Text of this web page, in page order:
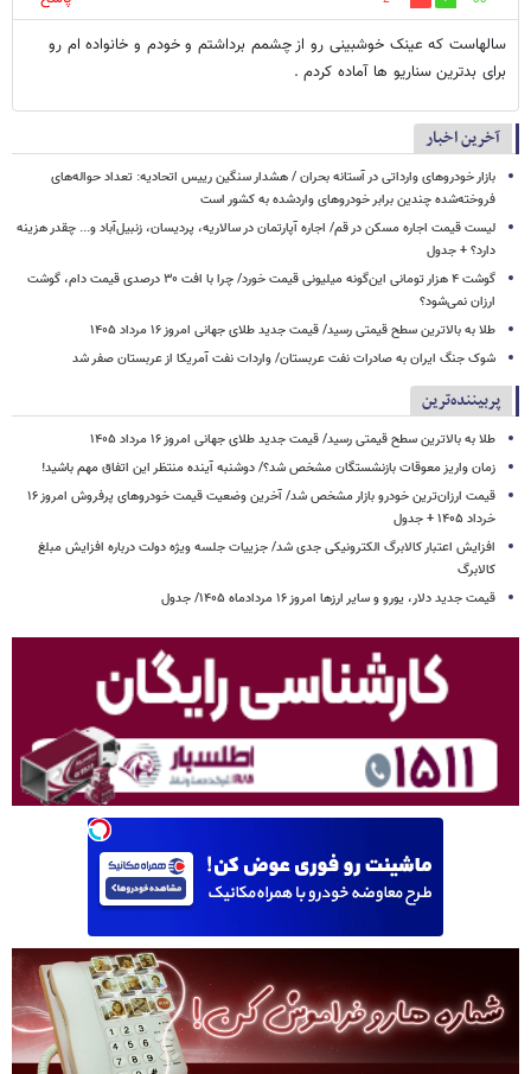
سالهاست که عینک خوشبینی رو از چشمم برداشتم و خودم و خانواده ام رو
برای بدترین سناریو ها آماده کردم .
آخرین اخبار
بازار خودروهای وارداتی در آستانه بحران / هشدار سنگین رییس اتحادیه: تعداد حواله‌های
فروخته‌شده چندین برابر خودروهای واردشده به کشور است
لیست قیمت اجاره مسکن در قم/ اجاره آپارتمان در سالاریه، پردیسان، زنبیل‌آباد و... چقدر هزینه
دارد؟ + جدول
گوشت ۴ هزار تومانی این‌گونه میلیونی قیمت خورد/ چرا با افت ۳۰ درصدی قیمت دام، گوشت
ارزان نمی‌شود؟
طلا به بالاترین سطح قیمتی رسید/ قیمت جدید طلای جهانی امروز ۱۶ مرداد ۱۴۰۵
شوک جنگ ایران به صادرات نفت عربستان/ واردات نفت آمریکا از عربستان صفر شد
پربیننده‌ترین
طلا به بالاترین سطح قیمتی رسید/ قیمت جدید طلای جهانی امروز ۱۶ مرداد ۱۴۰۵
زمان واریز معوقات بازنشستگان مشخص شد؟/ دوشنبه آینده منتظر این اتفاق مهم باشید!
قیمت ارزان‌ترین خودرو بازار مشخص شد/ آخرین وضعیت قیمت خودروهای پرفروش امروز ۱۶
خرداد ۱۴۰۵ + جدول
افزایش اعتبار کالابرگ الکترونیکی جدی شد/ جزییات جلسه ویژه دولت درباره افزایش مبلغ
کالابرگ
قیمت جدید دلار، یورو و سایر ارزها امروز ۱۶ مردادماه ۱۴۰۵/ جدول